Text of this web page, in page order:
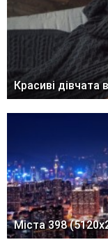
Красиві дівчата
Міста 398